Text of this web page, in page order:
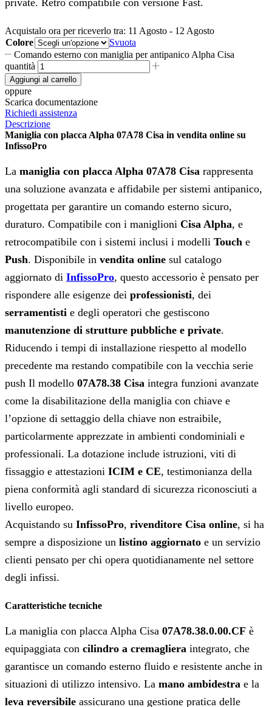
Acquistalo ora per riceverlo tra: 11 Agosto - 12 Agosto
Colore
Svuota
Comando esterno con maniglia per antipanico Alpha Cisa
quantità
Aggiungi al carrello
oppure
Scarica documentazione
Richiedi assistenza
Descrizione
Maniglia con placca Alpha 07A78 Cisa in vendita online su
InfissoPro
La maniglia con placca Alpha 07A78 Cisa rappresenta
una soluzione avanzata e affidabile per sistemi antipanico,
progettata per garantire un comando esterno sicuro,
duraturo. Compatibile con i maniglioni Cisa Alpha, e
retrocompatibile con i sistemi inclusi i modelli Touch e
Push. Disponibile in vendita online sul catalogo
aggiornato di InfissoPro, questo accessorio è pensato per
rispondere alle esigenze dei professionisti, dei
serramentisti e degli operatori che gestiscono
manutenzione di strutture pubbliche e private.
Riducendo i tempi di installazione riespetto al modello
precedente ma restando compatibile con la vecchia serie
push Il modello 07A78.38 Cisa integra funzioni avanzate
come la disabilitazione della maniglia con chiave e
l’opzione di settaggio della chiave non estraibile,
particolarmente apprezzate in ambienti condominiali e
professionali. La dotazione include istruzioni, viti di
fissaggio e attestazioni ICIM e CE, testimonianza della
piena conformità agli standard di sicurezza riconosciuti a
livello europeo.
Acquistando su InfissoPro, rivenditore Cisa online, si ha
sempre a disposizione un listino aggiornato e un servizio
clienti pensato per chi opera quotidianamente nel settore
degli infissi.
Caratteristiche tecniche
La maniglia con placca Alpha Cisa 07A78.38.0.00.CF è
equipaggiata con cilindro a cremagliera integrato, che
garantisce un comando esterno fluido e resistente anche in
situazioni di utilizzo intensivo. La mano ambidestra e la
leva reversibile assicurano una gestione pratica delle